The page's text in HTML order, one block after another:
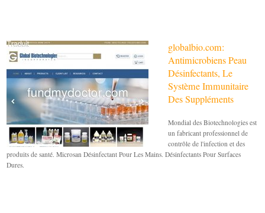
globalbio.com:
Antimicrobiens Peau
Désinfectants, Le
Système Immunitaire
Des Suppléments
Mondial des Biotechnologies est
un fabricant professionnel de
contrôle de l'infection et des
produits de santé. Microsan Désinfectant Pour Les Mains. Désinfectants Pour Surfaces
Dures.